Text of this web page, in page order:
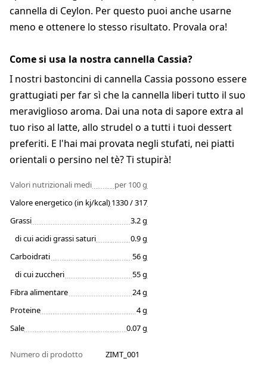
cannella di Ceylon. Per questo puoi anche usarne
meno e ottenere lo stesso risultato. Provala ora!
Come si usa la nostra cannella Cassia?
I nostri bastoncini di cannella Cassia possono essere
grattugiati per far sì che la cannella liberi tutto il suo
meraviglioso aroma. Dai una nota di sapore extra al
tuo riso al latte, allo strudel o a tutti i tuoi dessert
preferiti. E l'hai mai provata negli stufati, nei piatti
orientali o persino nel tè? Ti stupirà!
Valori nutrizionali medi
per 100 g
Valore energetico (in kj/kcal)1330 / 317
Grassi
3.2 g
di cui acidi grassi saturi
0.9 g
Carboidrati
56 g
di cui zuccheri
55 g
Fibra alimentare
24 g
Proteine
4 g
Sale
0.07 g
Numero di prodotto ZIMT_001